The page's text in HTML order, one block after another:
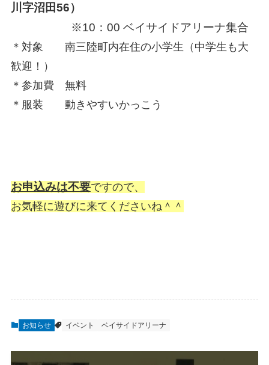
川字沼田56）
※10：00 ベイサイドアリーナ集合
＊対象 南三陸町内在住の小学生（中学生も大
歓迎！）
＊参加費 無料
＊服装 動きやすいかっこう
お申込みは不要ですので、
お気軽に遊びに来てくださいね＾＾
お知らせ イベント ベイサイドアリーナ